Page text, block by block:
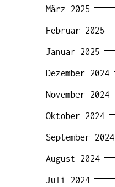
März 2025
Februar 2025
Januar 2025
Dezember 2024
November 2024
Oktober 2024
September 2024
August 2024
Juli 2024